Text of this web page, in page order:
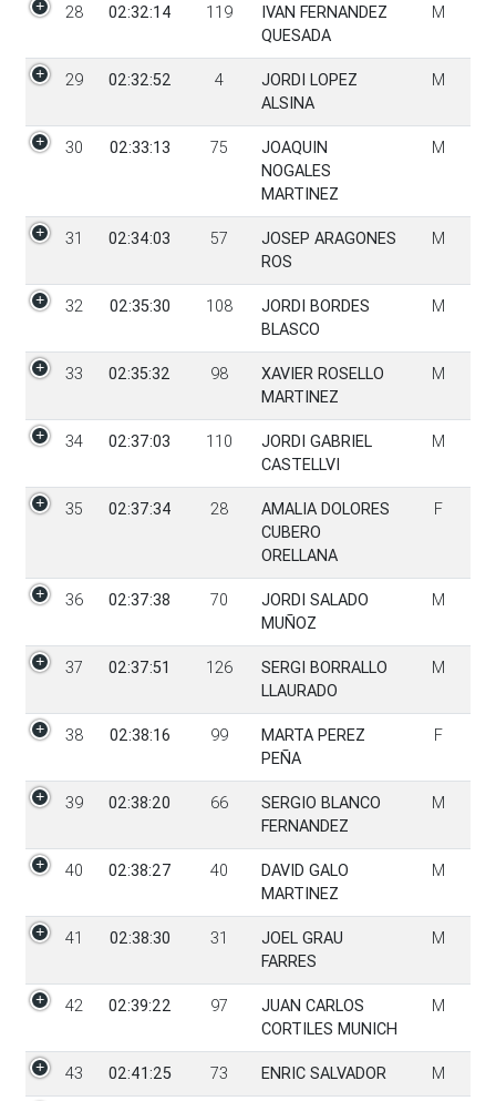
28 02:32:14 119
IVAN FERNANDEZ
QUESADA
M
29 02:32:52 4
JORDI LOPEZ
ALSINA
M
30 02:33:13 75
JOAQUIN
NOGALES
MARTINEZ
M
31 02:34:03 57
JOSEP ARAGONES
ROS
M
32 02:35:30 108
JORDI BORDES
BLASCO
M
33 02:35:32 98
XAVIER ROSELLO
MARTINEZ
M
34 02:37:03 110
JORDI GABRIEL
CASTELLVI
M
35 02:37:34 28
AMALIA DOLORES
CUBERO
ORELLANA
F
36 02:37:38 70
JORDI SALADO
MUÑOZ
M
37 02:37:51 126
SERGI BORRALLO
LLAURADO
M
38 02:38:16 99
MARTA PEREZ
PEÑA
F
39 02:38:20 66
SERGIO BLANCO
FERNANDEZ
M
40 02:38:27 40
DAVID GALO
MARTINEZ
M
41 02:38:30 31
JOEL GRAU
FARRES
M
42 02:39:22 97
JUAN CARLOS
CORTILES MUNICH
M
43 02:41:25 73 ENRIC SALVADOR M